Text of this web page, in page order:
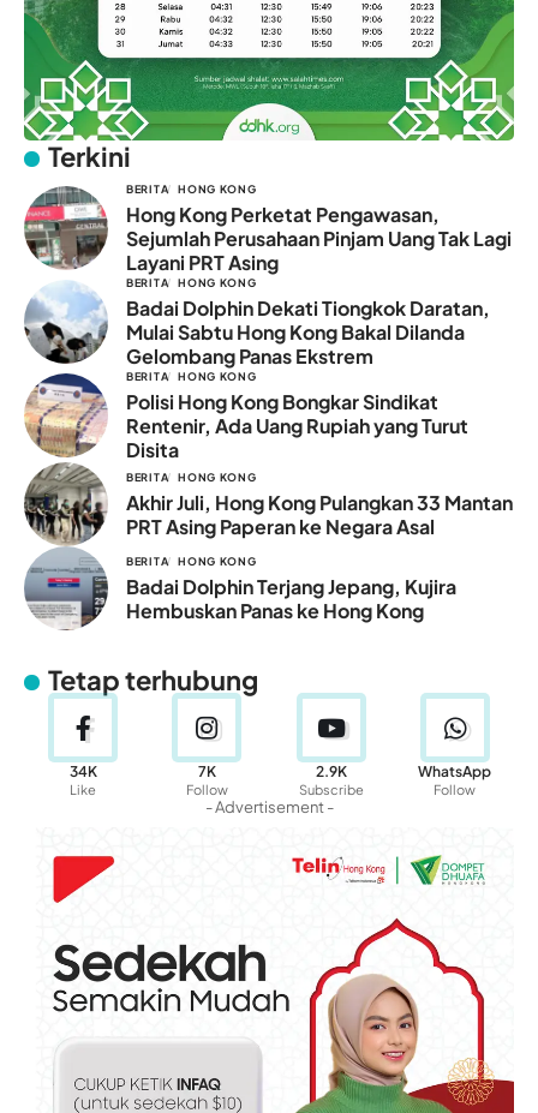
Terkini
BERITA HONG KONG
Hong Kong Perketat Pengawasan,
Sejumlah Perusahaan Pinjam Uang Tak Lagi
Layani PRT Asing
BERITA HONG KONG
Badai Dolphin Dekati Tiongkok Daratan,
Mulai Sabtu Hong Kong Bakal Dilanda
Gelombang Panas Ekstrem
BERITA HONG KONG
Polisi Hong Kong Bongkar Sindikat
Rentenir, Ada Uang Rupiah yang Turut
Disita
BERITA HONG KONG
Akhir Juli, Hong Kong Pulangkan 33 Mantan
PRT Asing Paperan ke Negara Asal
BERITA HONG KONG
Badai Dolphin Terjang Jepang, Kujira
Hembuskan Panas ke Hong Kong
Tetap terhubung
34K
Like
7K
Follow
2.9K
Subscribe
WhatsApp
Follow
- Advertisement -